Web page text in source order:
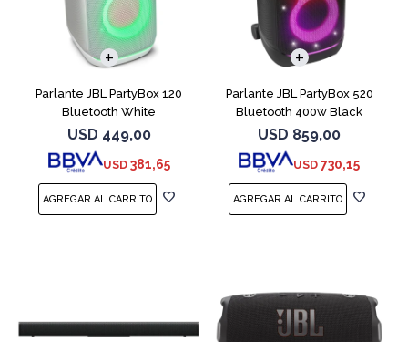
Parlante JBL PartyBox 120
Bluetooth White
USD 449,00
USD 381,65
Parlante JBL PartyBox 520
Bluetooth 400w Black
USD 859,00
USD 730,15